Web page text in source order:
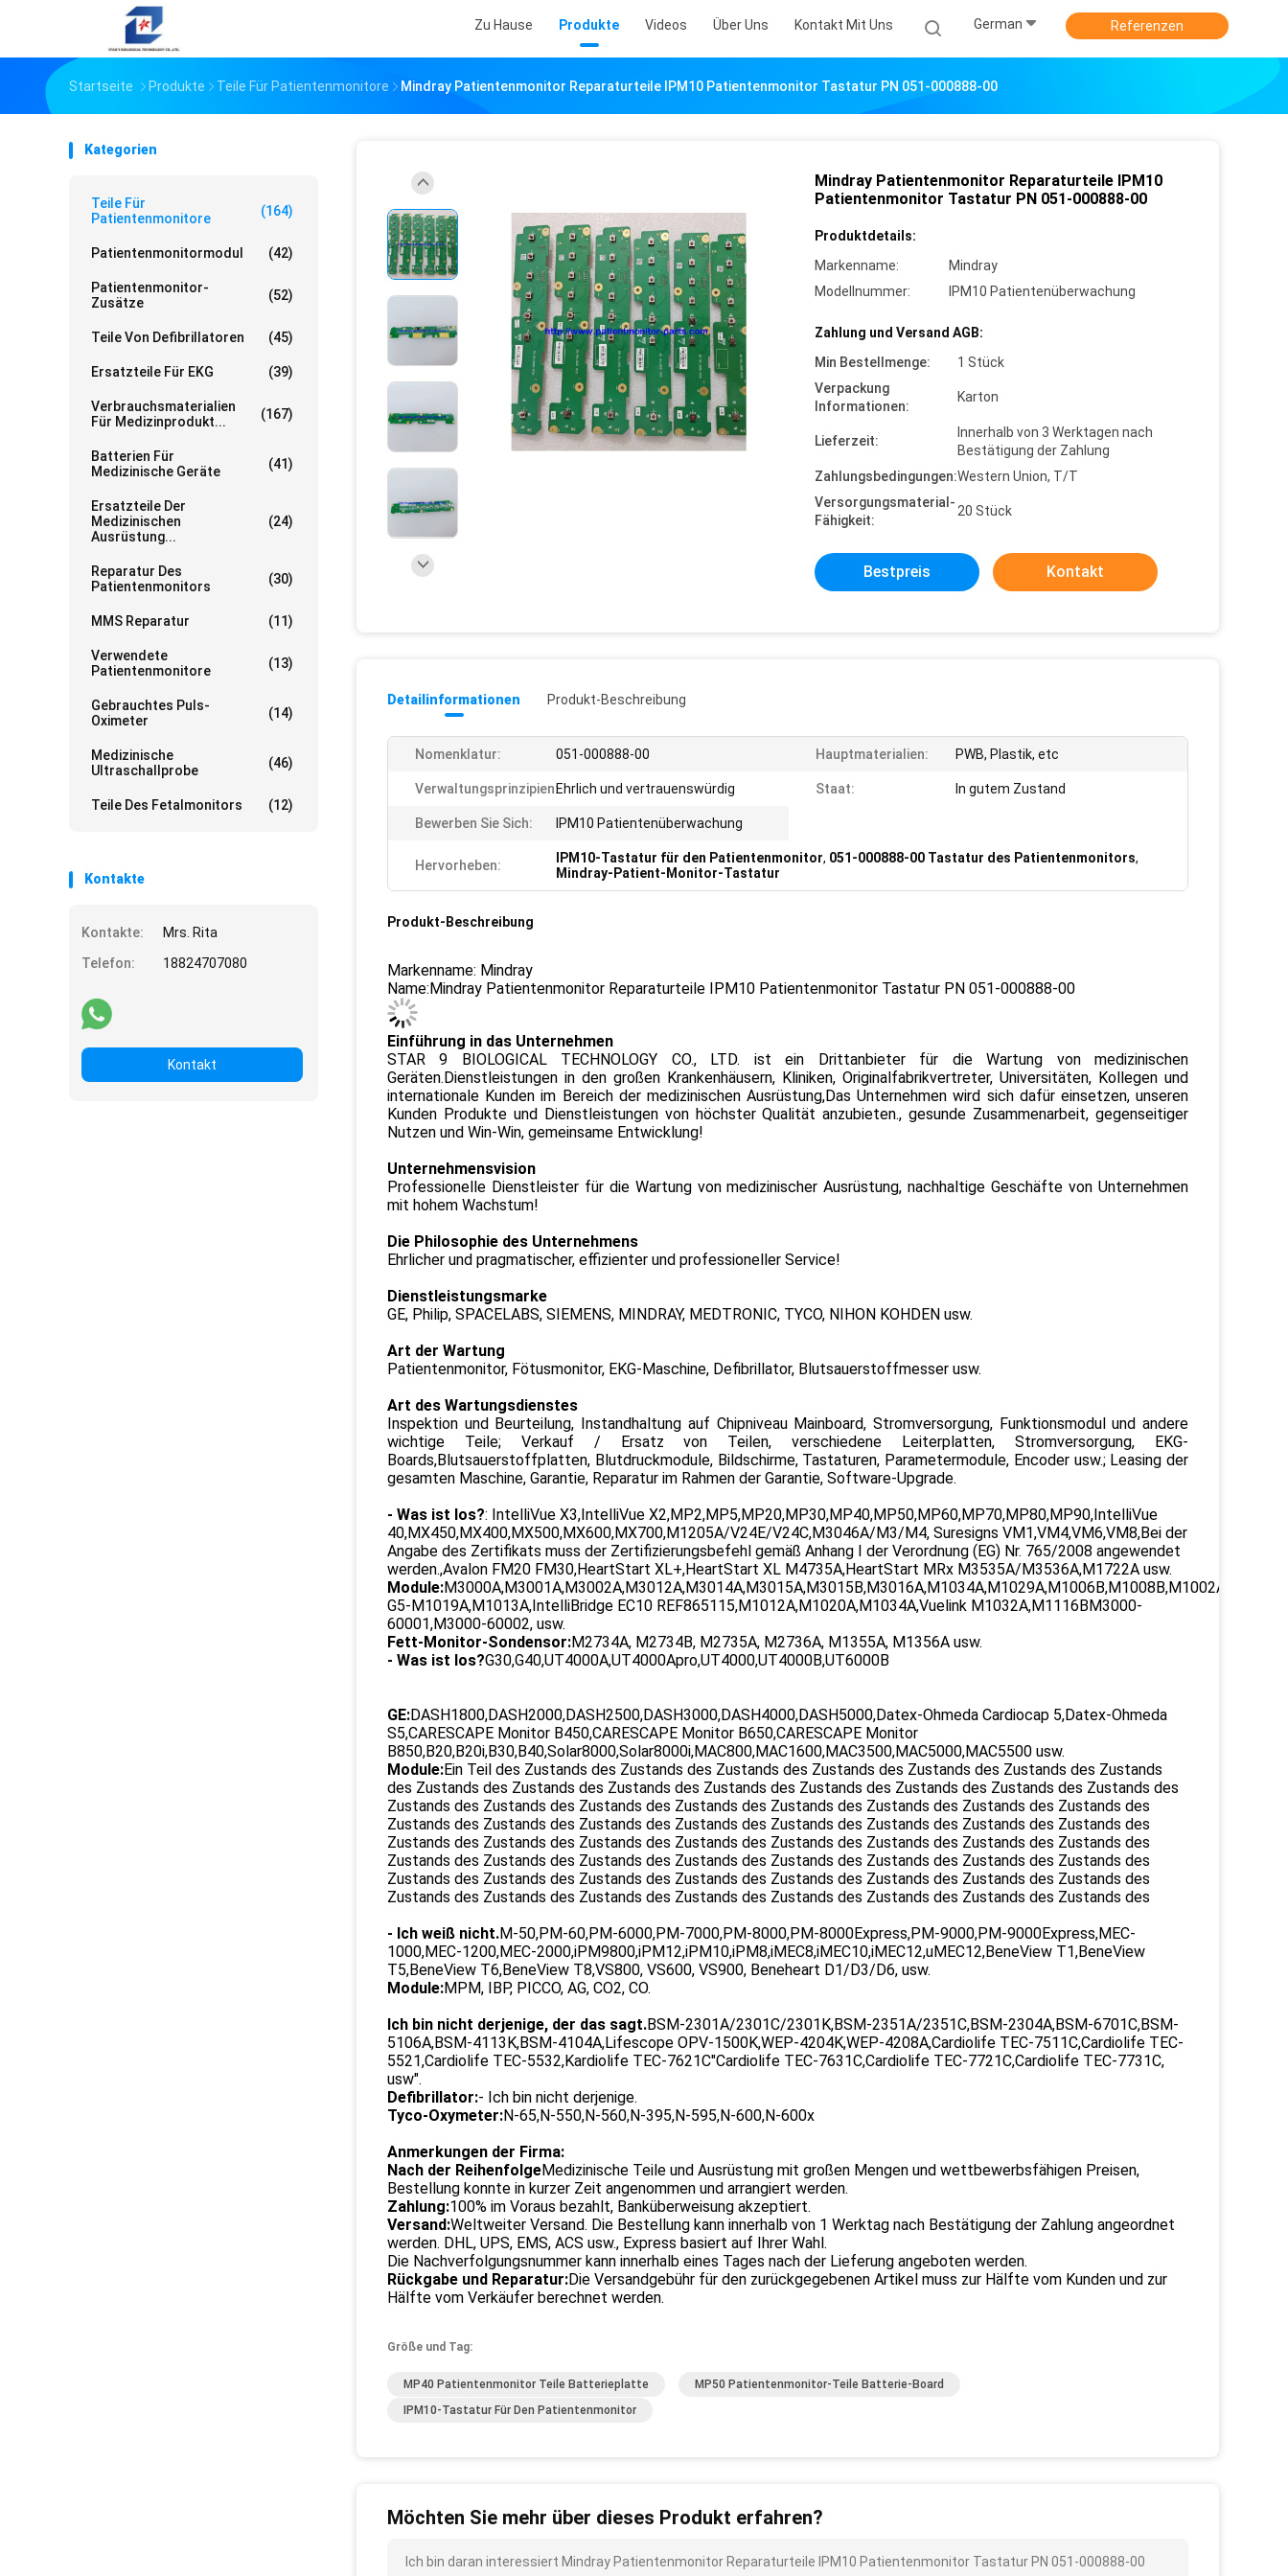
Zu Hause Produkte Videos Über Uns Kontakt Mit Uns German Referenzen
Startseite Produkte Teile Für Patientenmonitore Mindray Patientenmonitor Reparaturteile IPM10 Patientenmonitor Tastatur PN 051-000888-00
Kategorien
Teile Für
Patientenmonitore
(164)
Patientenmonitormodul (42)
Patientenmonitor-
Zusätze
(52)
Teile Von Defibrillatoren (45)
Ersatzteile Für EKG (39)
Verbrauchsmaterialien
Für Medizinprodukt...
(167)
Batterien Für
Medizinische Geräte
(41)
Ersatzteile Der
Medizinischen
Ausrüstung...
(24)
Reparatur Des
Patientenmonitors
(30)
MMS Reparatur (11)
Verwendete
Patientenmonitore
(13)
Gebrauchtes Puls-
Oximeter
(14)
Medizinische
Ultraschallprobe
(46)
Teile Des Fetalmonitors (12)
Kontakte
Kontakte:
Mrs. Rita
Telefon:
18824707080
Kontakt
Mindray Patientenmonitor Reparaturteile IPM10
Patientenmonitor Tastatur PN 051-000888-00
Produktdetails:
Markenname:
Mindray
Modellnummer:
IPM10 Patientenüberwachung
Zahlung und Versand AGB:
Min Bestellmenge:
1 Stück
Verpackung
Informationen:
Karton
Lieferzeit:
Innerhalb von 3 Werktagen nach
Bestätigung der Zahlung
Zahlungsbedingungen:Western Union, T/T
Versorgungsmaterial-
Fähigkeit:
20 Stück
Bestpreis Kontakt
Detailinformationen Produkt-Beschreibung
Nomenklatur: 051-000888-00 Hauptmaterialien: PWB, Plastik, etc
Verwaltungsprinzipien:Ehrlich und vertrauenswürdig Staat: In gutem Zustand
Bewerben Sie Sich: IPM10 Patientenüberwachung
Hervorheben: IPM10-Tastatur für den Patientenmonitor, 051-000888-00 Tastatur des Patientenmonitors,
Mindray-Patient-Monitor-Tastatur
Produkt-Beschreibung
Markenname: Mindray
Name:Mindray Patientenmonitor Reparaturteile IPM10 Patientenmonitor Tastatur PN 051-000888-00
Einführung in das Unternehmen
STAR 9 BIOLOGICAL TECHNOLOGY CO., LTD. ist ein Drittanbieter für die Wartung von medizinischen
Geräten.Dienstleistungen in den großen Krankenhäusern, Kliniken, Originalfabrikvertreter, Universitäten, Kollegen und
internationale Kunden im Bereich der medizinischen Ausrüstung,Das Unternehmen wird sich dafür einsetzen, unseren
Kunden Produkte und Dienstleistungen von höchster Qualität anzubieten., gesunde Zusammenarbeit, gegenseitiger
Nutzen und Win-Win, gemeinsame Entwicklung!
Unternehmensvision
Professionelle Dienstleister für die Wartung von medizinischer Ausrüstung, nachhaltige Geschäfte von Unternehmen
mit hohem Wachstum!
Die Philosophie des Unternehmens
Ehrlicher und pragmatischer, effizienter und professioneller Service!
Dienstleistungsmarke
GE, Philip, SPACELABS, SIEMENS, MINDRAY, MEDTRONIC, TYCO, NIHON KOHDEN usw.
Art der Wartung
Patientenmonitor, Fötusmonitor, EKG-Maschine, Defibrillator, Blutsauerstoffmesser usw.
Art des Wartungsdienstes
Inspektion und Beurteilung, Instandhaltung auf Chipniveau Mainboard, Stromversorgung, Funktionsmodul und andere
wichtige Teile; Verkauf / Ersatz von Teilen, verschiedene Leiterplatten, Stromversorgung, EKG-
Boards,Blutsauerstoffplatten, Blutdruckmodule, Bildschirme, Tastaturen, Parametermodule, Encoder usw.; Leasing der
gesamten Maschine, Garantie, Reparatur im Rahmen der Garantie, Software-Upgrade.
- Was ist los?: IntelliVue X3,IntelliVue X2,MP2,MP5,MP20,MP30,MP40,MP50,MP60,MP70,MP80,MP90,IntelliVue
40,MX450,MX400,MX500,MX600,MX700,M1205A/V24E/V24C,M3046A/M3/M4, Suresigns VM1,VM4,VM6,VM8,Bei der
Angabe des Zertifikats muss der Zertifizierungsbefehl gemäß Anhang I der Verordnung (EG) Nr. 765/2008 angewendet
werden.,Avalon FM20 FM30,HeartStart XL+,HeartStart XL M4735A,HeartStart MRx M3535A/M3536A,M1722A usw.
Module:
G5-M1019A,M1013A,IntelliBridge EC10 REF865115,M1012A,M1020A,M1034A,Vuelink M1032A,M1116BM3000-
60001,M3000-60002, usw.
Fett-Monitor-Sondensor:M2734A, M2734B, M2735A, M2736A, M1355A, M1356A usw.
- Was ist los?G30,G40,UT4000A,UT4000Apro,UT4000,UT4000B,UT6000B
GE:DASH1800,DASH2000,DASH2500,DASH3000,DASH4000,DASH5000,Datex-Ohmeda Cardiocap 5,Datex-Ohmeda
S5,CARESCAPE Monitor B450,CARESCAPE Monitor B650,CARESCAPE Monitor
B850,B20,B20i,B30,B40,Solar8000,Solar8000i,MAC800,MAC1600,MAC3500,MAC5000,MAC5500 usw.
Module:Ein Teil des Zustands des Zustands des Zustands des Zustands des Zustands des Zustands des Zustands
des Zustands des Zustands des Zustands des Zustands des Zustands des Zustands des Zustands des Zustands des
Zustands des Zustands des Zustands des Zustands des Zustands des Zustands des Zustands des Zustands des
Zustands des Zustands des Zustands des Zustands des Zustands des Zustands des Zustands des Zustands des
Zustands des Zustands des Zustands des Zustands des Zustands des Zustands des Zustands des Zustands des
Zustands des Zustands des Zustands des Zustands des Zustands des Zustands des Zustands des Zustands des
Zustands des Zustands des Zustands des Zustands des Zustands des Zustands des Zustands des Zustands des
Zustands des Zustands des Zustands des Zustands des Zustands des Zustands des Zustands des Zustands des
- Ich weiß nicht.M-50,PM-60,PM-6000,PM-7000,PM-8000,PM-8000Express,PM-9000,PM-9000Express,MEC-
1000,MEC-1200,MEC-2000,iPM9800,iPM12,iPM10,iPM8,iMEC8,iMEC10,iMEC12,uMEC12,BeneView T1,BeneView
T5,BeneView T6,BeneView T8,VS800, VS600, VS900, Beneheart D1/D3/D6, usw.
Module:MPM, IBP, PICCO, AG, CO2, CO.
Ich bin nicht derjenige, der das sagt.BSM-2301A/2301C/2301K,BSM-2351A/2351C,BSM-2304A,BSM-6701C,BSM-
5106A,BSM-4113K,BSM-4104A,Lifescope OPV-1500K,WEP-4204K,WEP-4208A,Cardiolife TEC-7511C,Cardiolife TEC-
5521,Cardiolife TEC-5532,Kardiolife TEC-7621C"Cardiolife TEC-7631C,Cardiolife TEC-7721C,Cardiolife TEC-7731C,
usw".
Defibrillator:- Ich bin nicht derjenige.
Tyco-Oxymeter:N-65,N-550,N-560,N-395,N-595,N-600,N-600x
Anmerkungen der Firma:
Nach der ReihenfolgeMedizinische Teile und Ausrüstung mit großen Mengen und wettbewerbsfähigen Preisen,
Bestellung konnte in kurzer Zeit angenommen und arrangiert werden.
Zahlung:100% im Voraus bezahlt, Banküberweisung akzeptiert.
Versand:Weltweiter Versand. Die Bestellung kann innerhalb von 1 Werktag nach Bestätigung der Zahlung angeordnet
werden. DHL, UPS, EMS, ACS usw., Express basiert auf Ihrer Wahl.
Die Nachverfolgungsnummer kann innerhalb eines Tages nach der Lieferung angeboten werden.
Rückgabe und Reparatur:Die Versandgebühr für den zurückgegebenen Artikel muss zur Hälfte vom Kunden und zur
Hälfte vom Verkäufer berechnet werden.
Größe und Tag:
MP40 Patientenmonitor Teile Batterieplatte
MP50 Patientenmonitor-Teile Batterie-Board
IPM10-Tastatur Für Den Patientenmonitor
Möchten Sie mehr über dieses Produkt erfahren?
Ich bin daran interessiert Mindray Patientenmonitor Reparaturteile IPM10 Patientenmonitor Tastatur PN 051-000888-00